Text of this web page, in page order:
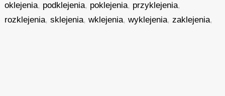
oklejenia, podklejenia, poklejenia, przyklejenia,
rozklejenia,sklejenia,wklejenia,wyklejenia,zaklejenia,